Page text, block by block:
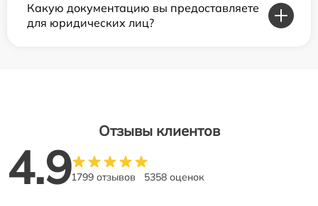
Какую документацию вы предоставляете
для юридических лиц?
Отзывы клиентов
4.91799 отзывов 5358 оценок